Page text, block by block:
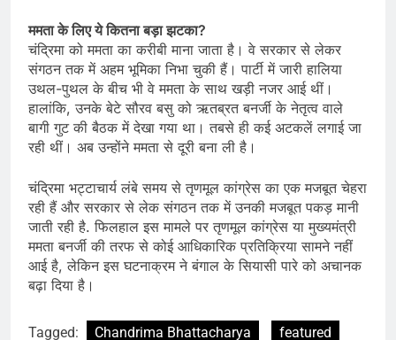
ममता के लिए ये कितना बड़ा झटका?
चंद्रिमा को ममता का करीबी माना जाता है। वे सरकार से लेकर
संगठन तक में अहम भूमिका निभा चुकी हैं। पार्टी में जारी हालिया
उथल-पुथल के बीच भी वे ममता के साथ खड़ी नजर आई थीं।
हालांकि, उनके बेटे सौरव बसु को ऋतब्रत बनर्जी के नेतृत्व वाले
बागी गुट की बैठक में देखा गया था। तबसे ही कई अटकलें लगाई जा
रही थीं। अब उन्होंने ममता से दूरी बना ली है।
चंद्रिमा भट्टाचार्य लंबे समय से तृणमूल कांग्रेस का एक मजबूत चेहरा
रही हैं और सरकार से लेक संगठन तक में उनकी मजबूत पकड़ मानी
जाती रही है. फिलहाल इस मामले पर तृणमूल कांग्रेस या मुख्यमंत्री
ममता बनर्जी की तरफ से कोई आधिकारिक प्रतिक्रिया सामने नहीं
आई है, लेकिन इस घटनाक्रम ने बंगाल के सियासी पारे को अचानक
बढ़ा दिया है।
Tagged: Chandrima Bhattacharya featured